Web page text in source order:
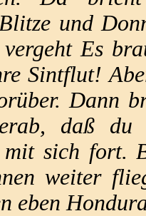
und
Es
Sintflut!
Dann
daß du
mit sich fort.
weiter
eben